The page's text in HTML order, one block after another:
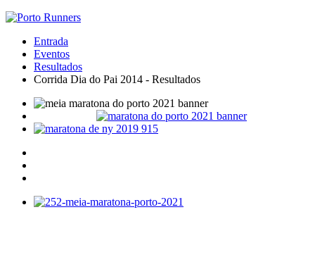
Entrada
Eventos
Resultados
Corrida Dia do Pai 2014 - Resultados